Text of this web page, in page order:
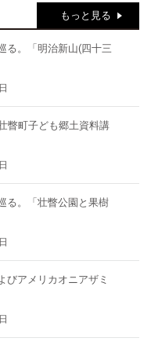
もっと見る
る。「明治新山(四十三
瞥町子ども郷土資料講
る。「壮瞥公園と果樹
びアメリカオニアザミ